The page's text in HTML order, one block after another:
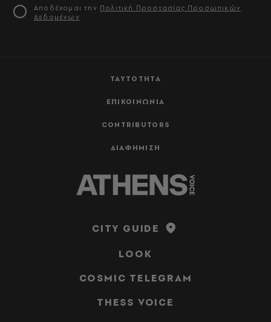
ΤΑΥΤΟΤΗΤΑ
ΕΠΙΚΟΙΝΩΝΙΑ
CONTRIBUTORS
ΔΙΑΦΗΜΙΣΗ
Αποδέχομαι την Πολιτική Προστασίας Προσωπικών
Δεδομένων
CITY GUIDE
LOOK
COSMIC TELEGRAM
THESS VOICE